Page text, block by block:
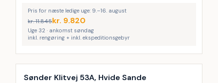
Pris for næste ledige uge: 9.–16. august
kr.11.845kr. 9.820
Uge 32 · ankomst søndag
inkl. rengøring + inkl. ekspeditionsgebyr
Inkl. rengøring
Sønder Klitvej 53A, Hvide Sande